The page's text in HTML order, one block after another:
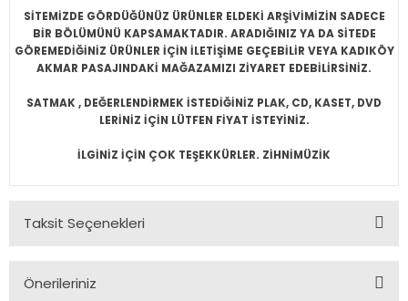
SİTEMİZDE GÖRDÜĞÜNÜZ ÜRÜNLER ELDEKİ ARŞİVİMİZİN SADECE
BİR BÖLÜMÜNÜ KAPSAMAKTADIR. ARADIĞINIZ YA DA SİTEDE
GÖREMEDİĞİNİZ ÜRÜNLER İÇİN İLETİŞİME GEÇEBİLİR VEYA KADIKÖY
AKMAR PASAJINDAKİ MAĞAZAMIZI ZİYARET EDEBİLİRSİNİZ.
SATMAK , DEĞERLENDİRMEK İSTEDİĞİNİZ PLAK, CD, KASET, DVD
LERİNİZ İÇİN LÜTFEN FİYAT İSTEYİNİZ.
İLGİNİZ İÇİN ÇOK TEŞEKKÜRLER. ZİHNİMÜZİK
Taksit Seçenekleri
Önerileriniz